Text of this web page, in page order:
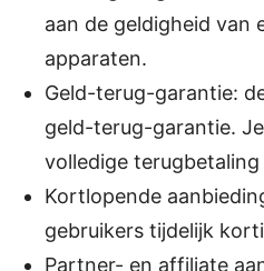
aan de geldigheid van
apparaten.
Geld-terug-garantie:
geld-terug-garantie.
volledige
Kortlopende
gebruikers tijdelijk
Partner- en affiliate